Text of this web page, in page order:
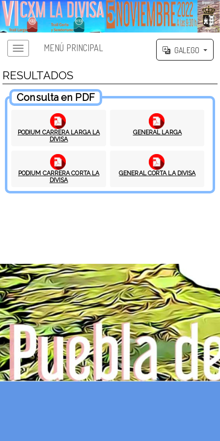
MENÚ PRINCIPAL GALEGO
RESULTADOS
Consulta en PDF
PODIUM CARRERA LARGA LA
DIVISA
GENERAL LARGA
PODIUM CARRERA CORTA LA
DIVISA
GENERAL CORTA LA DIVISA